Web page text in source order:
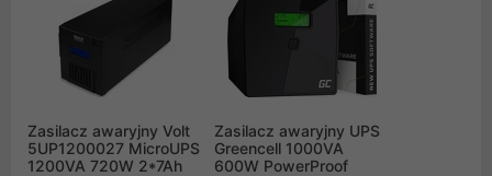
Zasilacz awaryjny Volt
5UP1200027 MicroUPS
1200VA 720W 2*7Ah
Zasilacz awaryjny UPS
Greencell 1000VA
600W PowerProof